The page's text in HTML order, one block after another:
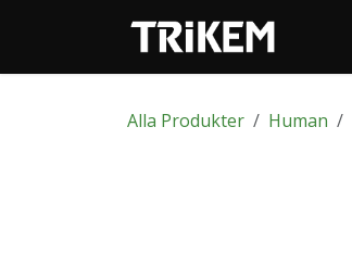
Alla Produkter Human